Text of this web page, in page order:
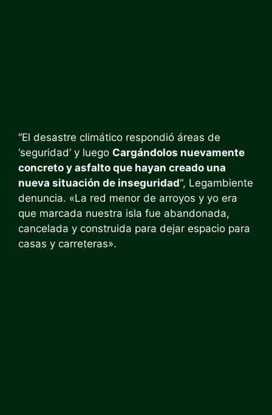
“El desastre climático respondió áreas de
‘seguridad’ y luego Cargándolos nuevamente
concreto y asfalto que hayan creado una
nueva situación de inseguridad“, Legambiente
denuncia. «La red menor de arroyos y yo era
que marcada nuestra isla fue abandonada,
cancelada y construida para dejar espacio para
casas y carreteras».